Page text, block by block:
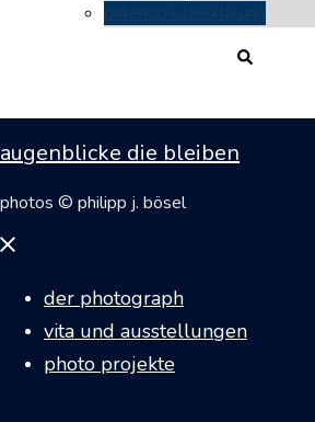
datenschutzerklärung
augenblicke die bleiben
photos © philipp j. bösel
Menü
der photograph
vita und ausstellungen
photo projekte